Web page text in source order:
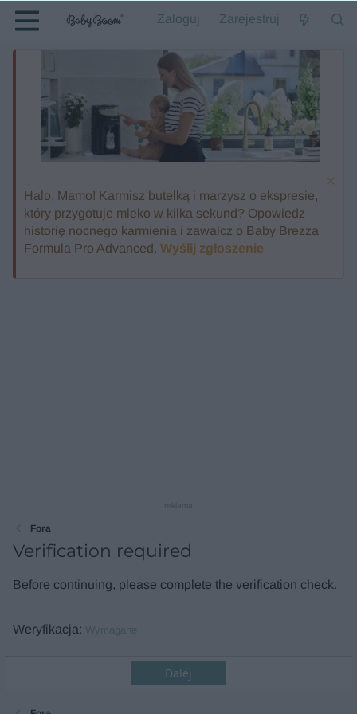
Zaloguj Zarejestruj
Halo, Mamo! Karmisz butelką i marzysz o ekspresie,
który przygotuje mleko w kilka sekund? Opowiedz
historię nocnego karmienia i zawalcz o Baby Brezza
Formula Pro Advanced. Wyślij zgłoszenie
Fora
Verification required
Before continuing, please complete the verification check.
Weryfikacja Wymagane
Dalej